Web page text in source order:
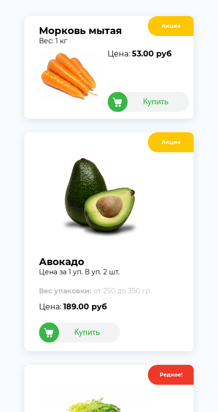
Акция
Морковь мытая
Вес: 1 кг
Цена: 53.00 руб
Акция
Авокадо
Цена за 1 уп. В уп. 2 шт.
Вес упаковки: от 250 до 350 гр.
Цена: 189.00 руб
Редкое!